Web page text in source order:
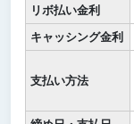
リボ払い金利
キャッシング金利
支払い方法